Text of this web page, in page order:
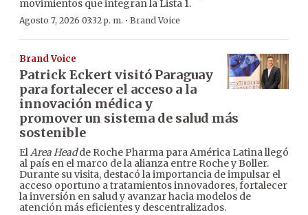
movimientos que integran la Lista 1.
Agosto 7, 2026 03:32 p. m. · Brand Voice
Brand Voice
Patrick Eckert visitó Paraguay
para fortalecer el acceso a la
innovación médica y
promover un sistema de salud más
sostenible
ElArea Headde Roche Pharma para América Latina llegó
al país en el marco de la alianza entre Roche y Boller.
Durante su visita, destacó la importancia de impulsar el
acceso oportuno a tratamientos innovadores, fortalecer
la inversión en salud y avanzar hacia modelos de
atención más eficientes y descentralizados.